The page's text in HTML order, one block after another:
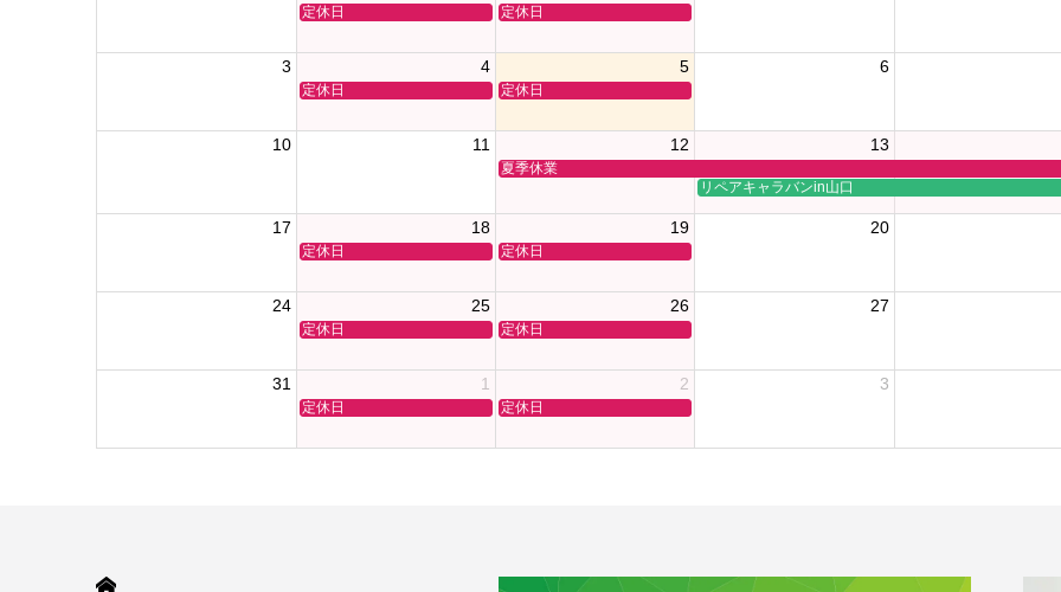
定休日 定休日
3 4
定休日
5
定休日
6
10 11 12
夏季休業
13
リペアキャラバンin山口
17 18
定休日
19
定休日
20
24 25
定休日
26
定休日
27
31 1
定休日
2
定休日
3